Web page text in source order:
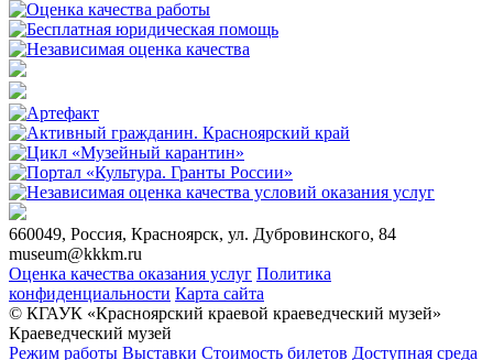
660049, Россия, Красноярск, ул. Дубровинского, 84
museum@kkkm.ru
Оценка качества оказания услуг Политика
конфиденциальности Карта сайта
© КГАУК «Красноярский краевой краеведческий музей»
Краеведческий музей
Режим работы Выставки Стоимость билетов Доступная среда